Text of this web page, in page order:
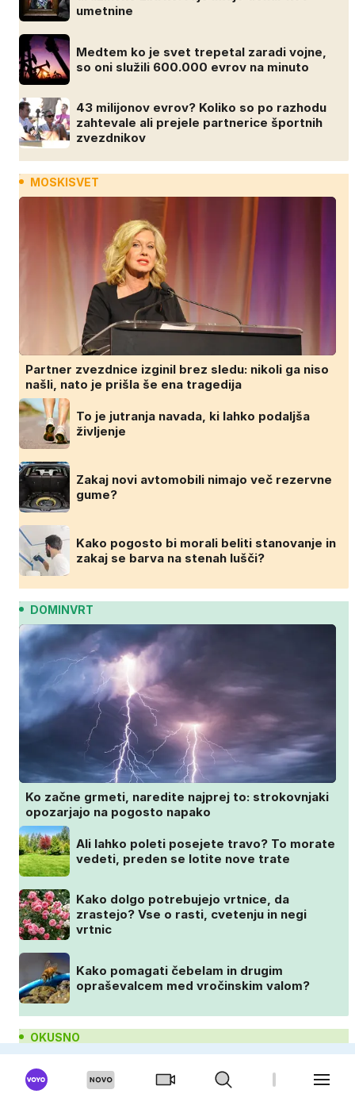
umetnine
Medtem ko je svet trepetal zaradi vojne,
so oni služili 600.000 evrov na minuto
43 milijonov evrov? Koliko so po razhodu
zahtevale ali prejele partnerice športnih
zvezdnikov
MOSKISVET
Partner zvezdnice izginil brez sledu: nikoli ga niso
našli, nato je prišla še ena tragedija
To je jutranja navada, ki lahko podaljša
življenje
Zakaj novi avtomobili nimajo več rezervne
gume?
Kako pogosto bi morali beliti stanovanje in
zakaj se barva na stenah lušči?
DOMINVRT
Ko začne grmeti, naredite najprej to: strokovnjaki
opozarjajo na pogosto napako
Ali lahko poleti posejete travo? To morate
vedeti, preden se lotite nove trate
Kako dolgo potrebujejo vrtnice, da
zrastejo? Vse o rasti, cvetenju in negi
vrtnic
Kako pomagati čebelam in drugim
opraševalcem med vročinskim valom?
OKUSNO